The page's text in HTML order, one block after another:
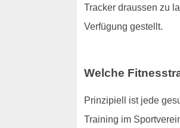
Tracker draussen zu
Verfügung gestellt.
Welche
Prinzipiell ist jede
Training im